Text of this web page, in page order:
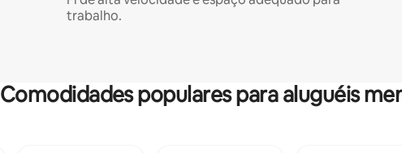
trabalho.
Comodidades populares para aluguéis